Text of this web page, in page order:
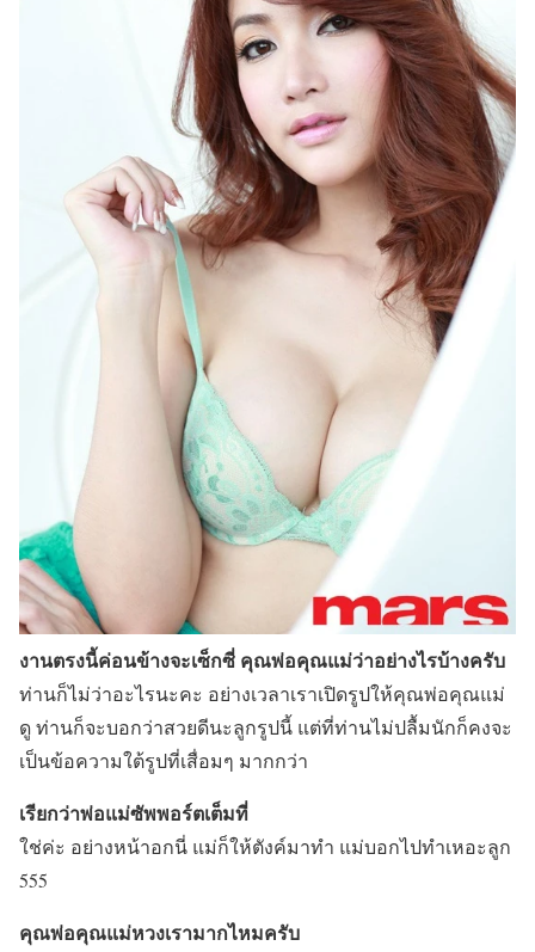
งานตรงนี้ค่อนข้างจะเซ็กซี่ คุณพ่อคุณแม่ว่าอย่างไรบ้างครับ
ท่านก็ไม่ว่าอะไรนะคะ อย่างเวลาเราเปิดรูปให้คุณพ่อคุณแม่
ดู ท่านก็จะบอกว่าสวยดีนะลูกรูปนี้ แต่ที่ท่านไม่ปลื้มนักก็คงจะ
เป็นข้อความใต้รูปที่เสื่อมๆ มากกว่า
เรียกว่าพ่อแม่ซัพพอร์ตเต็มที่
ใช่ค่ะ อย่างหน้าอกนี่ แม่ก็ให้ตังค์มาทำ แม่บอกไปทำเหอะลูก
555
คุณพ่อคุณแม่หวงเรามากไหมครับ